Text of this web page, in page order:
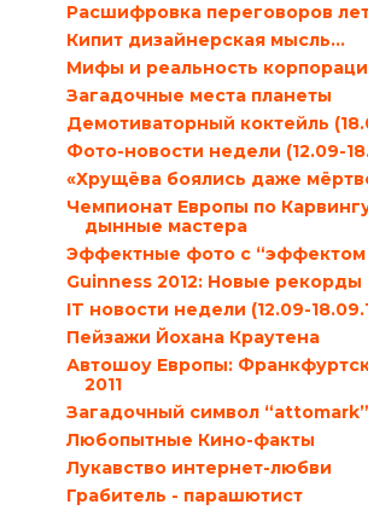
Расшифровка переговоров
Кипит дизайнерская мысль…
Мифы и реальность
Загадочные места планеты
Демотиваторный коктейль
Фото-новости недели (12.09-
«Хрущёва боялись даже
Чемпионат Европы по
дынные мастера
Эффектные фото с “эффектом
Guinness 2012: Новые рекорды
IT новости недели (12.09-
Пейзажи Йохана Краутена
Автошоу Европы:
2011
Загадочный символ “attomark”
Любопытные Кино-факты
Лукавство интернет-любви
Грабитель - парашютист